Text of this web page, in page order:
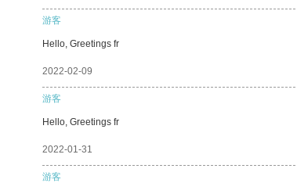
游客
Hello, Greetings fr
2022-02-09
游客
Hello, Greetings fr
2022-01-31
游客